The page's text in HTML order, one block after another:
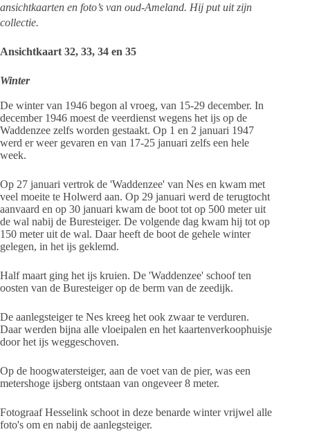
ansichtkaarten en foto’s van oud-Ameland. Hij put uit zijn
collectie.
Ansichtkaart 32, 33, 34 en 35
Winter
De winter van 1946 begon al vroeg, van 15-29 december. In
december 1946 moest de veerdienst wegens het ijs op de
Waddenzee zelfs worden gestaakt. Op 1 en 2 januari 1947
werd er weer gevaren en van 17-25 januari zelfs een hele
week.
Op 27 januari vertrok de 'Waddenzee' van Nes en kwam met
veel moeite te Holwerd aan. Op 29 januari werd de terugtocht
aanvaard en op 30 januari kwam de boot tot op 500 meter uit
de wal nabij de Buresteiger. De volgende dag kwam hij tot op
150 meter uit de wal. Daar heeft de boot de gehele winter
gelegen, in het ijs geklemd.
Half maart ging het ijs kruien. De 'Waddenzee' schoof ten
oosten van de Buresteiger op de berm van de zeedijk.
De aanlegsteiger te Nes kreeg het ook zwaar te verduren.
Daar werden bijna alle vloeipalen en het kaartenverkoophuisje
door het ijs weggeschoven.
Op de hoogwatersteiger, aan de voet van de pier, was een
metershoge ijsberg ontstaan van ongeveer 8 meter.
Fotograaf Hesselink schoot in deze benarde winter vrijwel alle
foto's om en nabij de aanlegsteiger.